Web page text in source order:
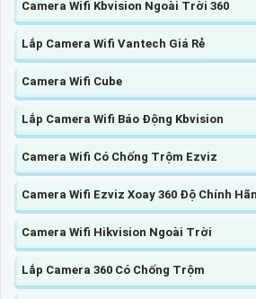
Camera Wifi Kbvision Ngoài Trời 360
Lắp Camera Wifi Vantech Giá Rẻ
Camera Wifi Cube
Lắp Camera Wifi Báo Động Kbvision
Camera Wifi Có Chống Trộm Ezviz
Camera Wifi Ezviz Xoay 360 Độ Chính
Camera Wifi Hikvision Ngoài Trời
Lắp Camera 360 Có Chống Trộm